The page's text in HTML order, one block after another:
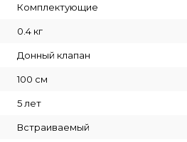
Комплектующие
0.4 кг
Донный клапан
100 см
5 лет
Встраиваемый